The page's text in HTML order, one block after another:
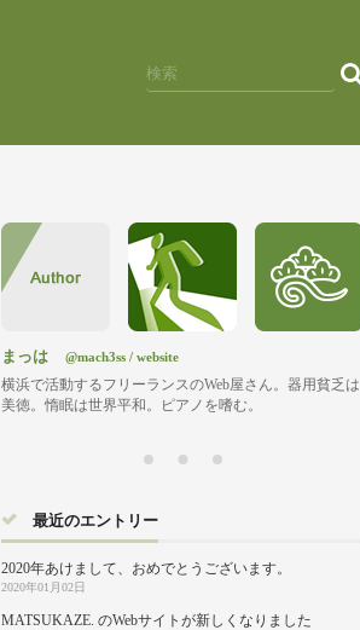
まっは @mach3ss/ website
横浜で活動するフリーランスのWeb屋さん。器用貧乏は
美徳。惰眠は世界平和。ピアノを嗜む。
最近のエントリー
2020年あけまして、おめでとうございます。
2020年01月02日
MATSUKAZE. のWebサイトが新しくなりました